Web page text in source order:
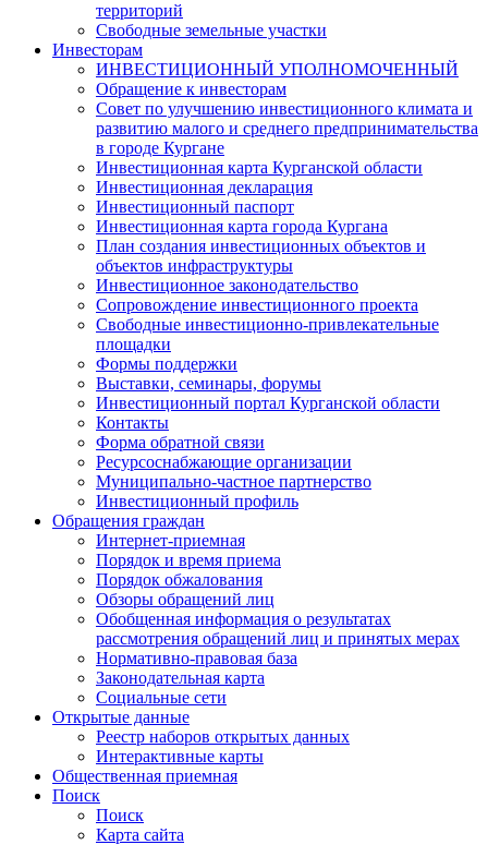
территорий
Свободные земельные участки
Инвесторам
ИНВЕСТИЦИОННЫЙ УПОЛНОМОЧЕННЫЙ
Обращение к инвесторам
Совет по улучшению инвестиционного климата и
развитию малого и среднего предпринимательства
в городе Кургане
Инвестиционная карта Курганской области
Инвестиционная декларация
Инвестиционный паспорт
Инвестиционная карта города Кургана
План создания инвестиционных объектов и
объектов инфраструктуры
Инвестиционное законодательство
Сопровождение инвестиционного проекта
Свободные инвестиционно-привлекательные
площадки
Формы поддержки
Выставки, семинары, форумы
Инвестиционный портал Курганской области
Контакты
Форма обратной связи
Ресурсоснабжающие организации
Муниципально-частное партнерство
Инвестиционный профиль
Обращения граждан
Интернет-приемная
Порядок и время приема
Порядок обжалования
Обзоры обращений лиц
Обобщенная информация о результатах
рассмотрения обращений лиц и принятых мерах
Нормативно-правовая база
Законодательная карта
Социальные сети
Открытые данные
Реестр наборов открытых данных
Интерактивные карты
Общественная приемная
Поиск
Поиск
Карта сайта